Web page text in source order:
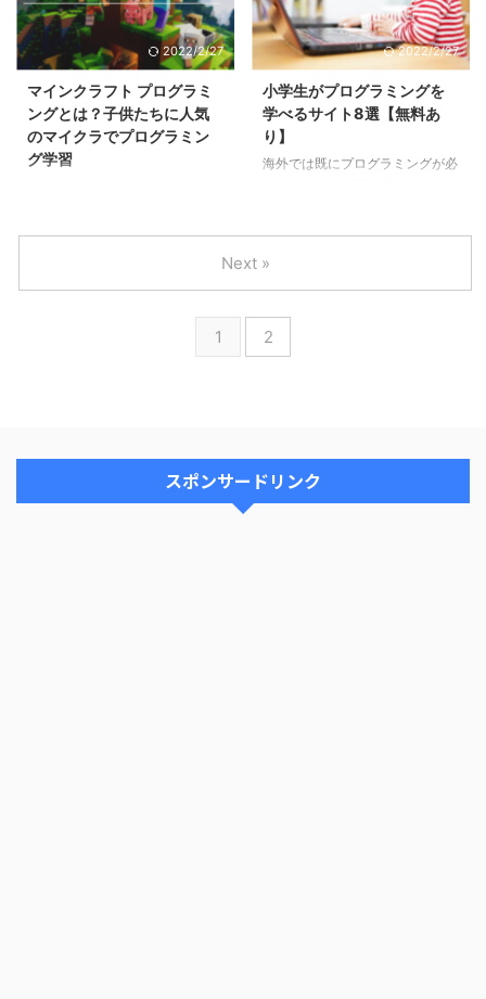
とっては理由が気になるところ。
2022/2/27
マインクラフト プログラミ
ングとは？子供たちに人気
のマイクラでプログラミン
グ学習
2022/2/27
小学生がプログラミングを
学べるサイト8選【無料あ
り】
海外では既にプログラミングが必
1 2
Next »
スポンサードリンク